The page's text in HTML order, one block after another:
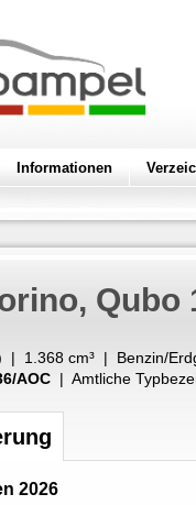
Informationen
Qubo
| 1.368 cm³ | Benzin/
AOC | Amtliche
2026